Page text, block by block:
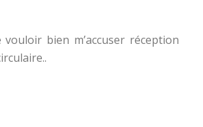
bien m’accuser réception